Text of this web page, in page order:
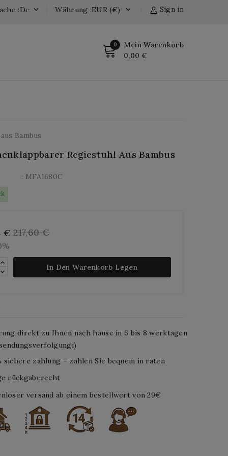
Sign in
Währung :EUR (€) 
:de 
0 Mein Warenkorb
0,00 €
Bambus
Regiestuhl Aus Bambus
: MFA1680C
€ 217,60 €
In Den Warenkorb Legen
direkt zu Ihnen nach hause in 6 bis 8 werktagen
sichere zahlung – zahlen Sie bequem in raten
rückgaberecht
versand ab einem bestellwert von 29€